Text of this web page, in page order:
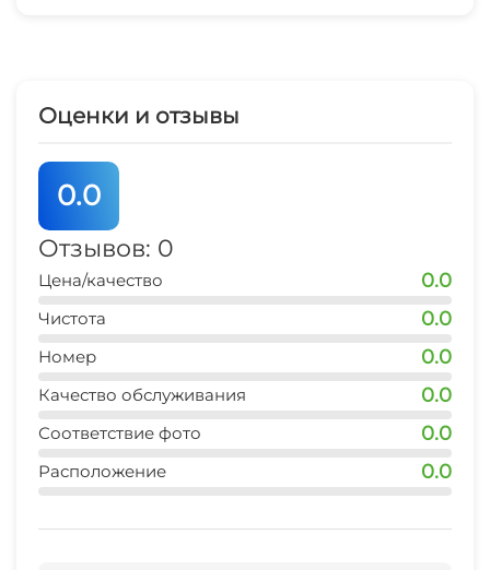
Спутниковое ТВ
СВЧ
Оценки и отзывы
0.0
Отзывов: 0
Цена/качество 0.0
Чистота 0.0
Номер 0.0
Качество обслуживания 0.0
Соответствие фото 0.0
Расположение 0.0